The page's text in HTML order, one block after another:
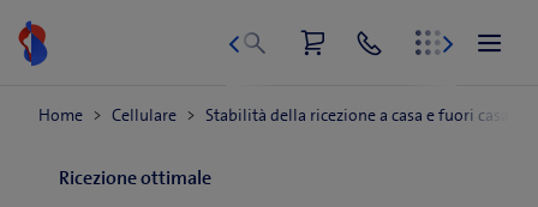
contenuto
Ricezione ottimale